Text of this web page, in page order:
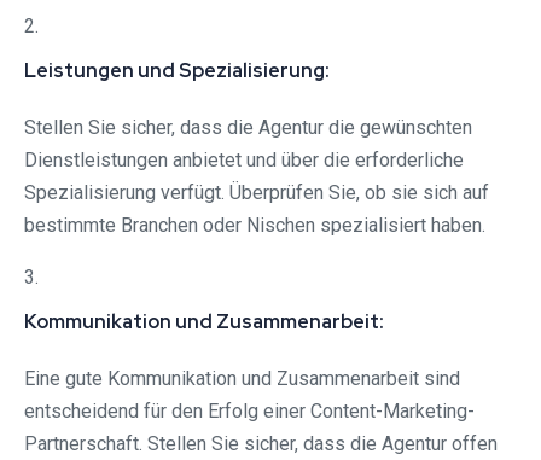
2.
Leistungen und Spezialisierung:
Stellen Sie sicher, dass die Agentur die gewünschten
Dienstleistungen anbietet und über die erforderliche
Spezialisierung verfügt. Überprüfen Sie, ob sie sich auf
bestimmte Branchen oder Nischen spezialisiert haben.
3.
Kommunikation und Zusammenarbeit:
Eine gute Kommunikation und Zusammenarbeit sind
entscheidend für den Erfolg einer Content-Marketing-
Partnerschaft. Stellen Sie sicher, dass die Agentur offen